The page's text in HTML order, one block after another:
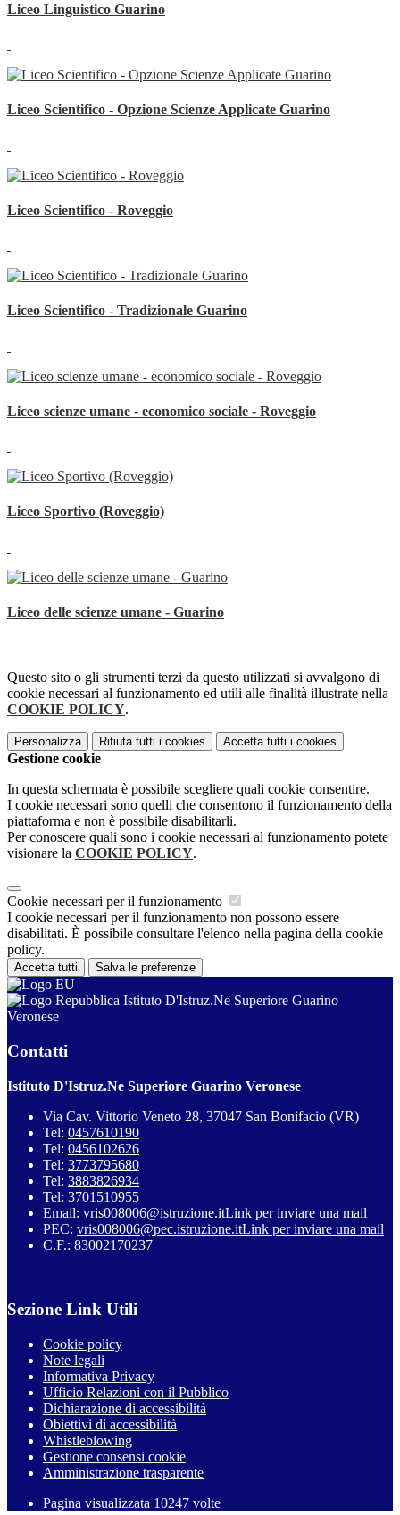
Liceo Linguistico Guarino
Liceo Scientifico - Opzione Scienze Applicate Guarino
Liceo Scientifico - Roveggio
Liceo Scientifico - Tradizionale Guarino
Liceo scienze umane - economico sociale - Roveggio
Liceo Sportivo (Roveggio)
Liceo delle scienze umane - Guarino
Questo sito o gli strumenti terzi da questo utilizzati si avvalgono di
cookie necessari al funzionamento ed utili alle finalità illustrate nella
COOKIE POLICY.
Personalizza Rifiuta tutti i cookies Accetta tutti i cookies
Gestione cookie
In questa schermata è possibile scegliere quali cookie consentire.
I cookie necessari sono quelli che consentono il funzionamento della
piattaforma e non è possibile disabilitarli.
Per conoscere quali sono i cookie necessari al funzionamento potete
visionare la COOKIE POLICY.
Cookie necessari per il funzionamento
I cookie necessari per il funzionamento non possono essere
disabilitati. È possibile consultare l'elenco nella pagina della cookie
policy.
Accetta tutti Salva le preferenze
Istituto D'Istruz.Ne Superiore Guarino
Veronese
Contatti
Istituto D'Istruz.Ne Superiore Guarino Veronese
Via Cav. Vittorio Veneto 28, 37047 San Bonifacio (VR)
Tel: 0457610190
Tel: 0456102626
Tel: 3773795680
Tel: 3883826934
Tel: 3701510955
Email: vris008006@istruzione.itLink per inviare una mail
PEC: vris008006@pec.istruzione.itLink per inviare una mail
C.F.: 83002170237
Sezione Link Utili
Cookie policy
Note legali
Informativa Privacy
Ufficio Relazioni con il Pubblico
Dichiarazione di accessibilità
Obiettivi di accessibilità
Whistleblowing
Gestione consensi cookie
Amministrazione trasparente
Pagina visualizzata 10247 volte